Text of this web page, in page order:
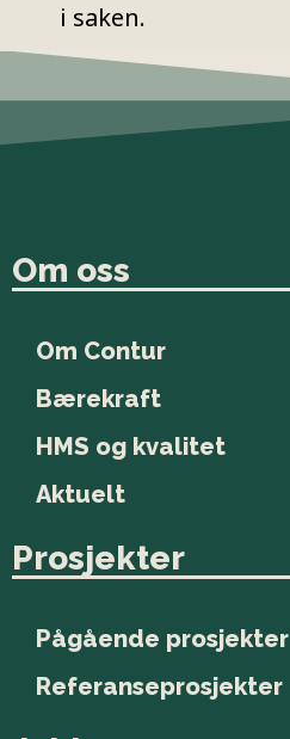
i saken.
Om oss
Om Contur
Bærekraft
HMS og kvalitet
Aktuelt
Prosjekter
Pågående prosjekter
Referanseprosjekter